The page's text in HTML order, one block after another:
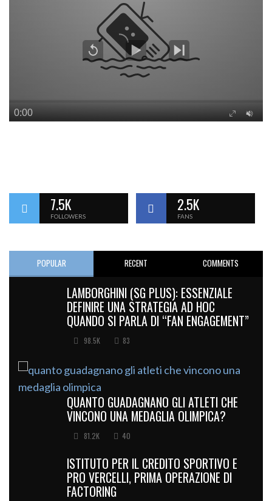
7.5K
FOLLOWERS
2.5K
FANS
POPULAR RECENT COMMENTS
LAMBORGHINI (SG PLUS): ESSENZIALE
DEFINIRE UNA STRATEGIA AD HOC
QUANDO SI PARLA DI “FAN ENGAGEMENT”
98.5K 83
QUANTO GUADAGNANO GLI ATLETI CHE
VINCONO UNA MEDAGLIA OLIMPICA?
81.2K 40
ISTITUTO PER IL CREDITO SPORTIVO E
PRO VERCELLI, PRIMA OPERAZIONE DI
FACTORING